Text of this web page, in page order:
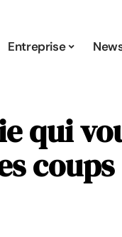
Entreprise
qui
coups